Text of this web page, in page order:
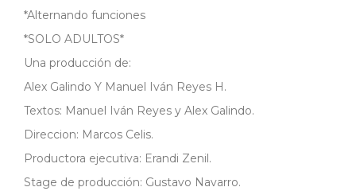
*Alternando funciones
*SOLO ADULTOS*
Una producción de:
Alex Galindo Y Manuel Iván Reyes H.
Textos: Manuel Iván Reyes y Alex Galindo.
Direccion: Marcos Celis.
Productora ejecutiva: Erandi Zenil.
Stage de producción: Gustavo Navarro.